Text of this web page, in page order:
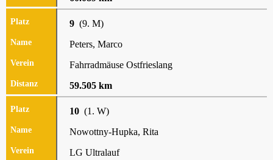
9 (9. M)
Peters, Marco
Fahrradmäuse Ostfrieslang
59.505 km
10 (1. W)
Nowottny-Hupka, Rita
LG Ultralauf